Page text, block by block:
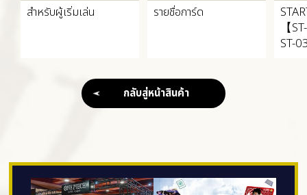
สำหรับผู้เริ่มเล่น รายชื่อการ์ด
【
ST-
กลับสู่หน้าสินค้า